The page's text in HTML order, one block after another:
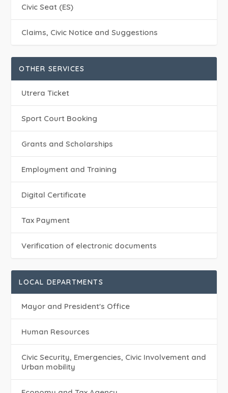
Civic Seat (ES)
Claims, Civic Notice and Suggestions
OTHER SERVICES
Utrera Ticket
Sport Court Booking
Grants and Scholarships
Employment and Training
Digital Certificate
Tax Payment
Verification of electronic documents
LOCAL DEPARTMENTS
Mayor and President's Office
Human Resources
Civic Security, Emergencies, Civic Involvement and
Urban mobility